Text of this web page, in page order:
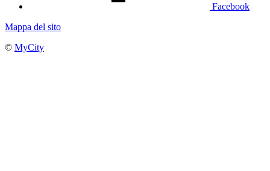
Facebook
Mappa del sito
© MyCity